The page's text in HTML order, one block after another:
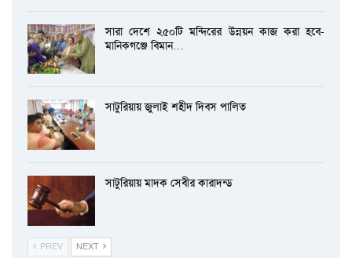
সারা দেশে ২৫০টি মন্দিরের উন্নয়ন কাজ করা হবে-
মানিকগঞ্জে বিমান…
সাটুরিয়ায় জুলাই শহীদ দিবস পালিত
সাটুরিয়ায় মাদক সেবীর কারাদন্ড
PREV NEXT